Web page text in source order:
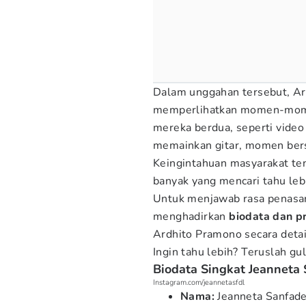
Dalam unggahan tersebut,
memperlihatkan momen-
mereka berdua, seperti
memainkan gitar, momen
Keingintahuan masyarakat
banyak yang mencari tahu
Untuk menjawab rasa
menghadirkan biodata dan
Ardhito Pramono secara
Ingin tahu lebih? Teruslah
Biodata Singkat Jeanneta
Instagram.com/jeannetasfdl
Nama:Jeanneta